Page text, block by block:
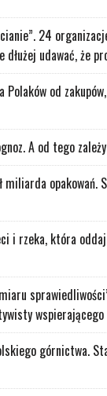
24
dłużej udawać, że
Polaków od
A od tego
miliarda opakowań.
i rzeka, która
górnictwa.